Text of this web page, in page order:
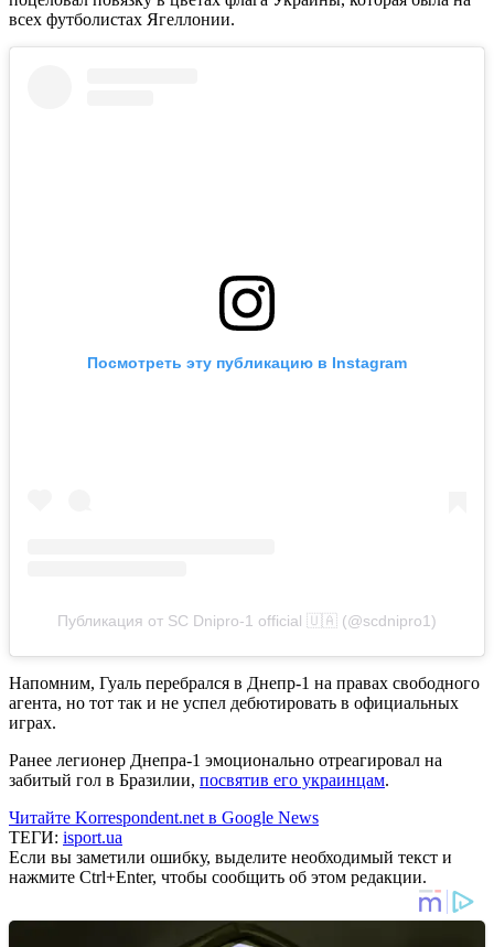
всех футболистах Ягеллонии.
Посмотреть эту публикацию в Instagram
Публикация от SC Dnipro-1 official 🇺🇦 (@scdnipro1)
Напомним, Гуаль перебрался в Днепр-1 на правах свободного
агента, но тот так и не успел дебютировать в официальных
играх.
Ранее легионер Днепра-1 эмоционально отреагировал на
забитый гол в Бразилии, посвятив его украинцам.
Читайте Korrespondent.net в Google News
ТЕГИ: isport.ua
Если вы заметили ошибку, выделите необходимый текст и
нажмите Ctrl+Enter, чтобы сообщить об этом редакции.